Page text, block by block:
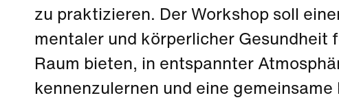
zu praktizieren. Der Workshop soll
mentaler und körperlicher Gesundheit
Raum bieten, in entspannter
kennenzulernen und eine